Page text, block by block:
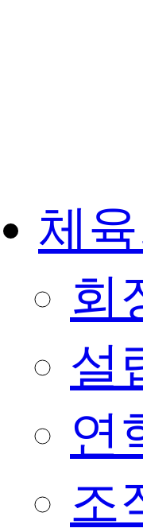
체
회
설
연
조